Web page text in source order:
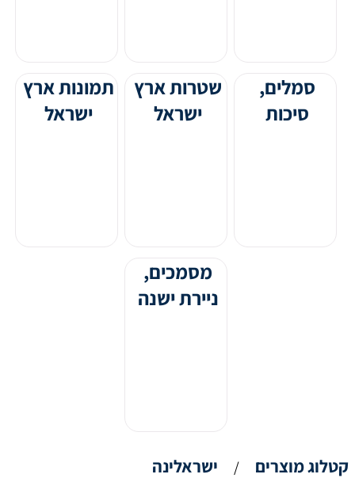
סמלים,
סיכות
שטרות ארץ
ישראל
תמונות ארץ
ישראל
מסמכים,
ניירת ישנה
קטלוג מוצרים / ישראלינה